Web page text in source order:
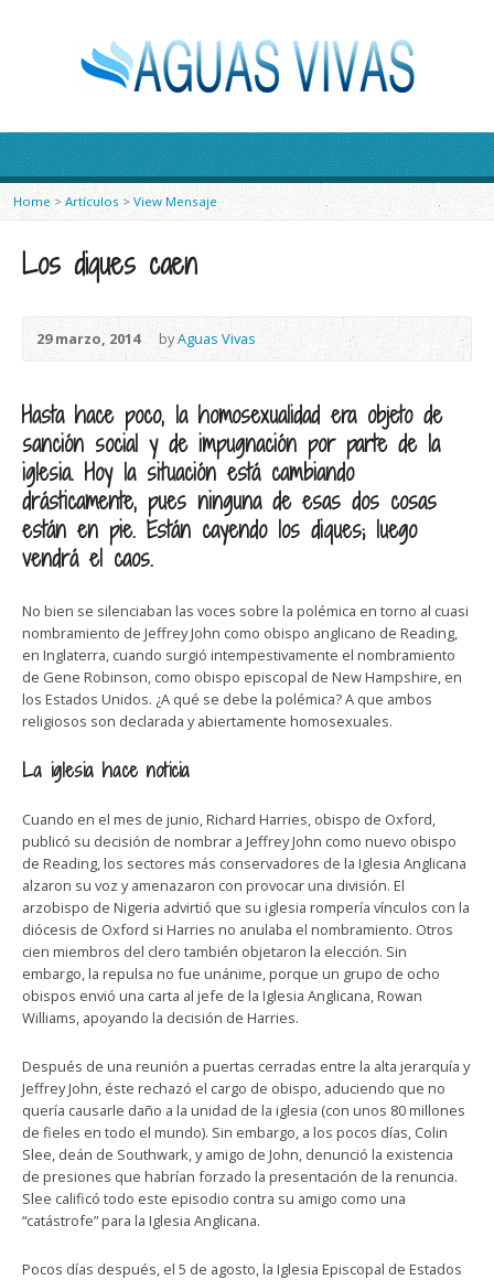
Home > Artículos > View Mensaje
Los diques caen
29 marzo, 2014 byAguas Vivas
Hasta hace poco, la homosexualidad era objeto de
sanción social y de impugnación por parte de la
iglesia. Hoy la situación está cambiando
drásticamente, pues ninguna de esas dos cosas
están en pie. Están cayendo los diques; luego
vendrá el caos.
No bien se silenciaban las voces sobre la polémica en torno al cuasi
nombramiento de Jeffrey John como obispo anglicano de Reading,
en Inglaterra, cuando surgió intempestivamente el nombramiento
de Gene Robinson, como obispo episcopal de New Hampshire, en
los Estados Unidos. ¿A qué se debe la polémica? A que ambos
religiosos son declarada y abiertamente homosexuales.
La iglesia hace noticia
Cuando en el mes de junio, Richard Harries, obispo de Oxford,
publicó su decisión de nombrar a Jeffrey John como nuevo obispo
de Reading, los sectores más conservadores de la Iglesia Anglicana
alzaron su voz y amenazaron con provocar una división. El
arzobispo de Nigeria advirtió que su iglesia rompería vínculos con la
diócesis de Oxford si Harries no anulaba el nombramiento. Otros
cien miembros del clero también objetaron la elección. Sin
embargo, la repulsa no fue unánime, porque un grupo de ocho
obispos envió una carta al jefe de la Iglesia Anglicana, Rowan
Williams, apoyando la decisión de Harries.
Después de una reunión a puertas cerradas entre la alta jerarquía y
Jeffrey John, éste rechazó el cargo de obispo, aduciendo que no
quería causarle daño a la unidad de la iglesia (con unos 80 millones
de fieles en todo el mundo). Sin embargo, a los pocos días, Colin
Slee, deán de Southwark, y amigo de John, denunció la existencia
de presiones que habrían forzado la presentación de la renuncia.
Slee calificó todo este episodio contra su amigo como una
“catástrofe” para la Iglesia Anglicana.
Pocos días después, el 5 de agosto, la Iglesia Episcopal de Estados